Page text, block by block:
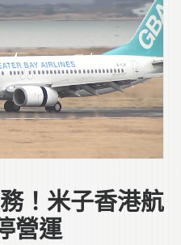
！米子香港航
營運